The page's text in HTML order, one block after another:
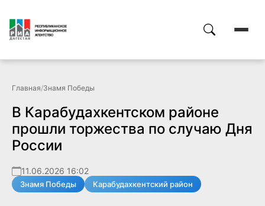
Главная/Знамя Победы
В Карабудахкентском районе
прошли торжества по случаю Дня
России
11.06.2026 16:02
Знамя Победы Карабудахкентский район